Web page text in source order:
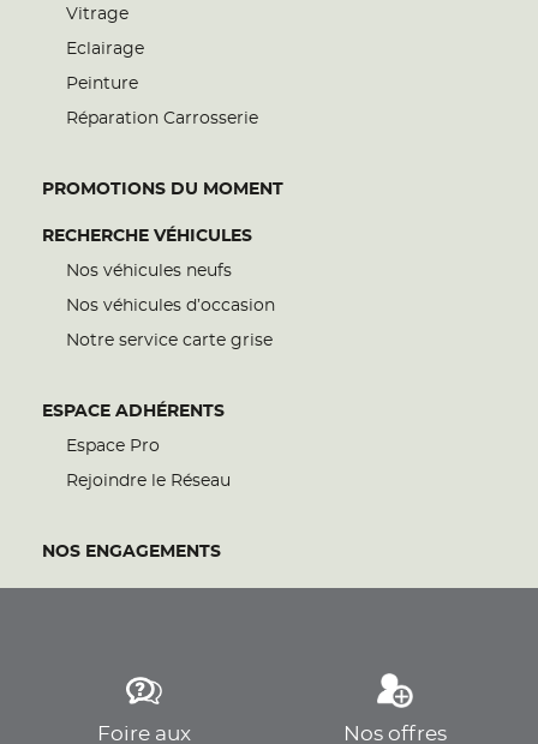
Vitrage
Eclairage
Peinture
Réparation Carrosserie
PROMOTIONS DU MOMENT
RECHERCHE VÉHICULES
Nos véhicules neufs
Nos véhicules d’occasion
Notre service carte grise
ESPACE ADHÉRENTS
Espace Pro
Rejoindre le Réseau
NOS ENGAGEMENTS
Foire aux Nos offres